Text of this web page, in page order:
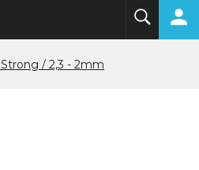
Strong / 2,3 - 2mm